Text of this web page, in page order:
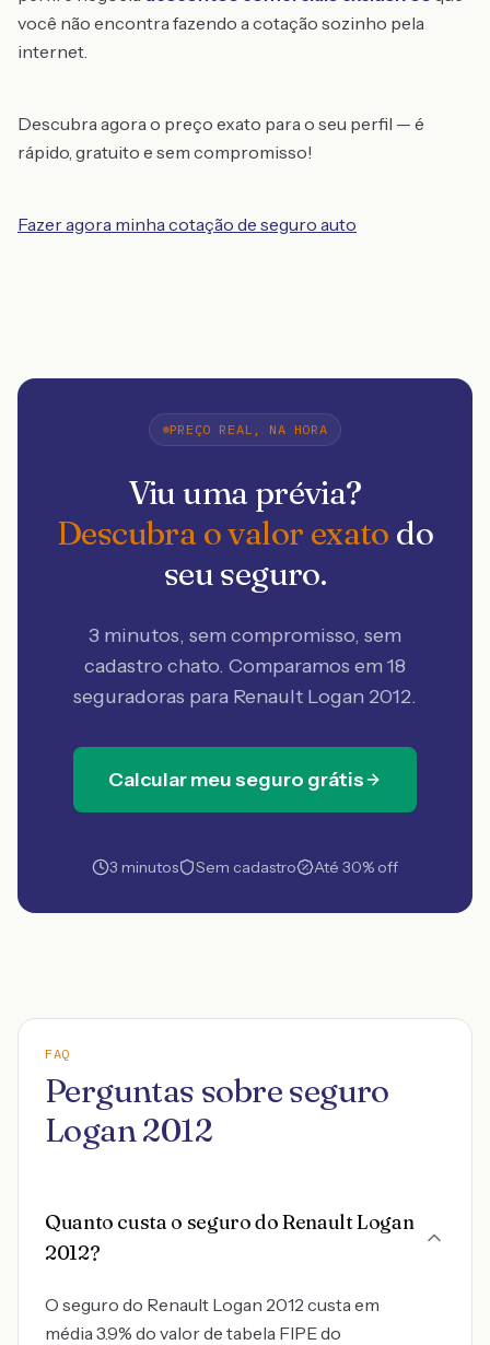
você não encontra fazendo a cotação sozinho pela
internet.
Descubra agora o preço exato para o seu perfil — é
rápido, gratuito e sem compromisso!
Fazer agora minha cotação de seguro auto
PREÇO REAL, NA HORA
Viu uma prévia?
Descubra o valor exato do
seu seguro.
3 minutos, sem compromisso, sem
cadastro chato. Comparamos em 18
seguradoras para Renault Logan 2012.
Calcular meu seguro grátis
3 minutos Sem cadastro Até 30% off
FAQ
Perguntas sobre seguro
Logan 2012
Quanto custa o seguro do Renault Logan
2012?
O seguro do Renault Logan 2012 custa em
média 3.9% do valor de tabela FIPE do